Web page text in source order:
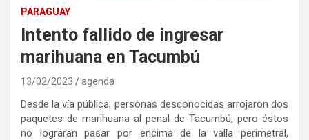
PARAGUAY
Intento fallido de ingresar
marihuana en Tacumbú
13/02/2023 agenda
Desde la vía pública, personas desconocidas arrojaron dos
paquetes de marihuana al penal de Tacumbú, pero éstos
no lograran pasar por encima de la valla perimetral,